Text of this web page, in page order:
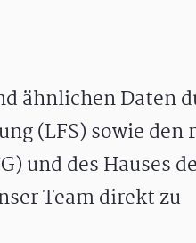
ähnlichen Daten
(LFS) sowie den
und des Hauses
Team direkt zu